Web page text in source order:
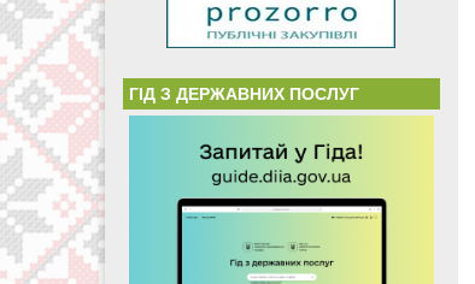
ГІД З ДЕРЖАВНИХ ПОСЛУГ